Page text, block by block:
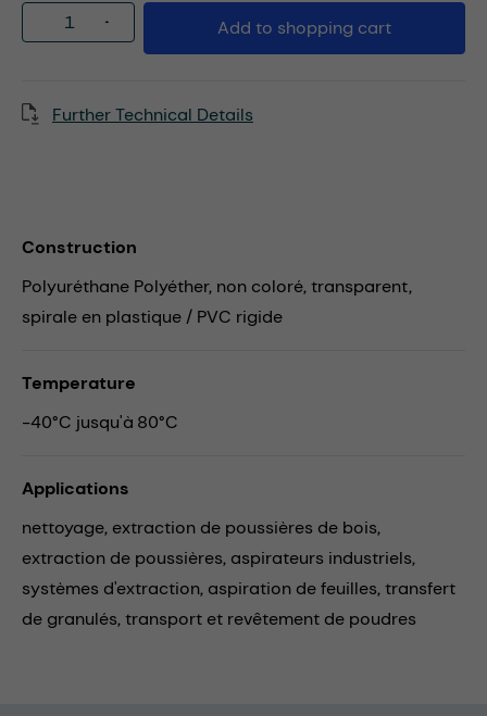
Product Quantity: Enter the desired
Add to shopping cart
Further Technical Details
Construction
Polyuréthane Polyéther, non coloré, transparent,
spirale en plastique / PVC rigide
Temperature
-40°C jusqu'à 80°C
Applications
nettoyage, extraction de poussières de bois,
extraction de poussières, aspirateurs industriels,
systèmes d'extraction, aspiration de feuilles,transfert
de granulés,transport et revêtement de poudres